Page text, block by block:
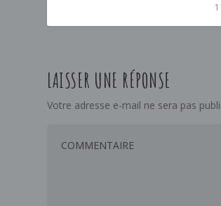
LAISSER UNE RÉPONSE
Votre adresse e-mail ne sera pas